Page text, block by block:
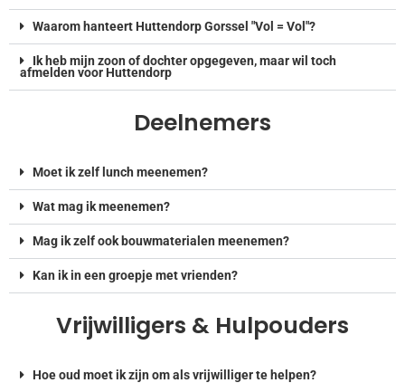
Waarom hanteert Huttendorp Gorssel "Vol = Vol"?
Ik heb mijn zoon of dochter opgegeven, maar wil toch
afmelden voor Huttendorp
Deelnemers
Moet ik zelf lunch meenemen?
Wat mag ik meenemen?
Mag ik zelf ook bouwmaterialen meenemen?
Kan ik in een groepje met vrienden?
Vrijwilligers & Hulpouders
Hoe oud moet ik zijn om als vrijwilliger te helpen?